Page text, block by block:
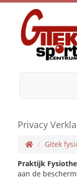
Privacy
Gitek
Praktijk
aan de